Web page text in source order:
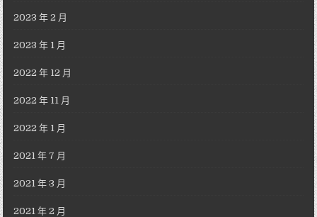
2023 年 2 月
2023 年 1 月
2022 年 12 月
2022 年 11 月
2022 年 1 月
2021 年 7 月
2021 年 3 月
2021 年 2 月